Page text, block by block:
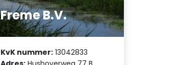
Freme B.V.
KvK nummer: 13042833